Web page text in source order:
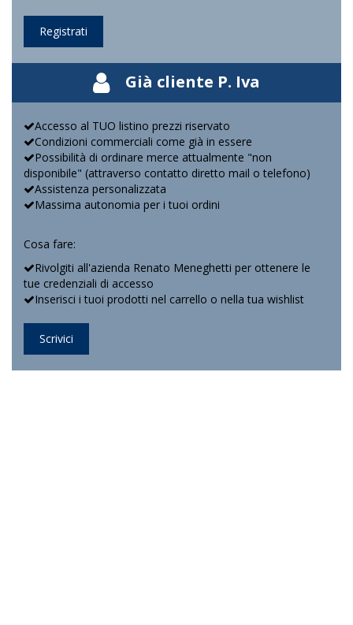
Registrati
Già cliente P. Iva
Accesso al TUO listino prezzi riservato
Condizioni commerciali come già in essere
Possibilità di ordinare merce attualmente "non
disponibile" (attraverso contatto diretto mail o telefono)
Assistenza personalizzata
Massima autonomia per i tuoi ordini
Cosa fare:
Rivolgiti all'azienda Renato Meneghetti per ottenere le
tue credenziali di accesso
Inserisci i tuoi prodotti nel carrello o nella tua wishlist
Scrivici